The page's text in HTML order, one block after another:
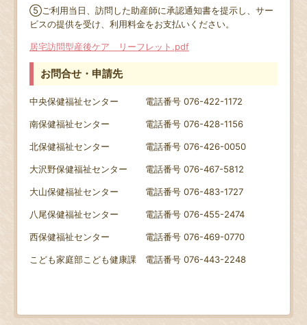
⑤ご利用当日、訪問した助産師に承認通知書を提示し、サー
ビスの提供を受け、利用料金をお支払いください。
居宅訪問型産後ケア リーフレット.pdf
お問合せ・申請先
中央保健福祉センター 電話番号 076-422-1172
南保健福祉センター 電話番号 076-428-1156
北保健福祉センター 電話番号 076-426-0050
大沢野保健福祉センター 電話番号 076-467-5812
大山保健福祉センター 電話番号 076-483-1727
八尾保健福祉センター 電話番号 076-455-2474
西保健福祉センター 電話番号 076-469-0770
こども家庭部こども健康課 電話番号 076-443-2248